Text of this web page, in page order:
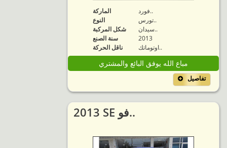
الماركة
فورد..
النوع
تورس..
شكل المركبة
سيدان..
سنة الصنع
2013
ناقل الحركة
اوتوماتك..
مباع الله يوفق البائع والمشتري
تفاصيل
2013 SE فو..